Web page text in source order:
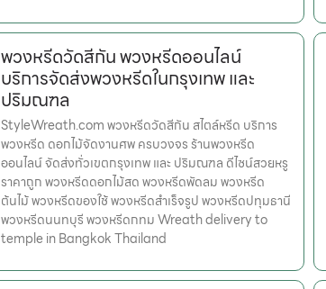
พวงหรีดวัดสีกัน พวงหรีดออนไลน์
บริการจัดส่งพวงหรีดในกรุงเทพ และ
ปริมณฑล
StyleWreath.com พวงหรีดวัดสีกัน สไตล์หรีด บริการ
พวงหรีด ดอกไม้จัดงานศพ ครบวงจร ร้านพวงหรีด
ออนไลน์ จัดส่งทั่วเขตกรุงเทพ และ ปริมณฑล ดีไซน์สวยหรู
ราคาถูก พวงหรีดดอกไม้สด พวงหรีดพัดลม พวงหรีด
ต้นไม้ พวงหรีดของใช้ พวงหรีดสำเร็จรูป พวงหรีดปทุมธานี
พวงหรีดนนทบุรี พวงหรีดกทม Wreath delivery to
temple in Bangkok Thailand